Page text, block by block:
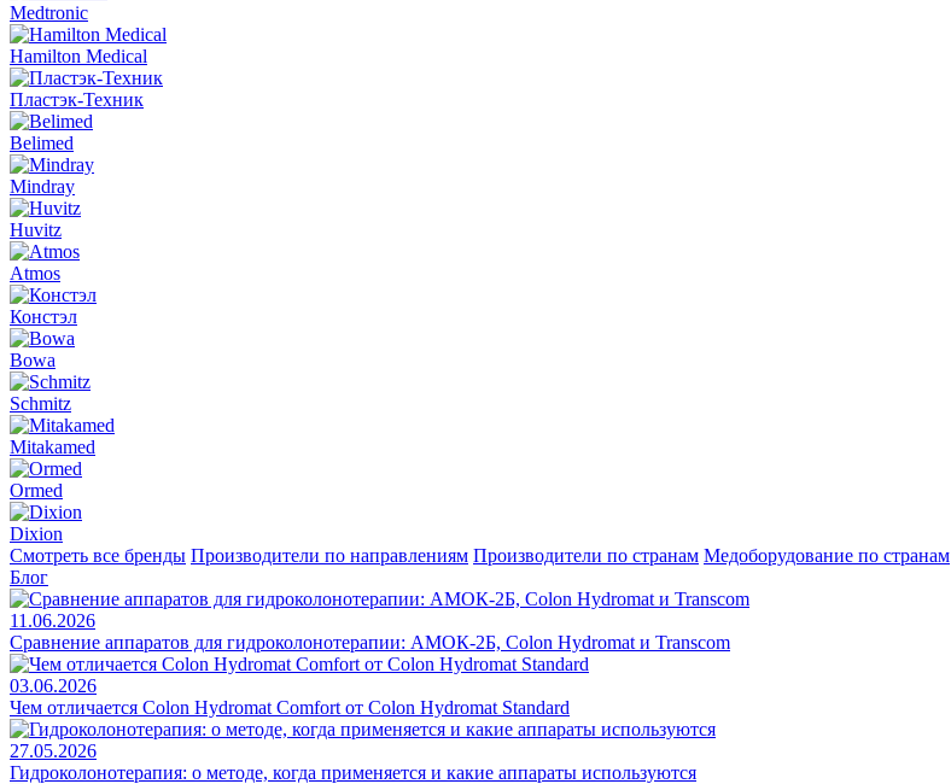
Medtronic
Hamilton Medical
Пластэк-Техник
Belimed
Mindray
Huvitz
Atmos
Констэл
Bowa
Schmitz
Mitakamed
Ormed
Dixion
Смотреть все бренды Производители по направлениям Производители по странам Медоборудование по странам
Блог
11.06.2026
Сравнение аппаратов для гидроколонотерапии: АМОК-2Б, Colon Hydromat и Transcom
03.06.2026
Чем отличается Colon Hydromat Comfort от Colon Hydromat Standard
27.05.2026
Гидроколонотерапия: о методе, когда применяется и какие аппараты используются